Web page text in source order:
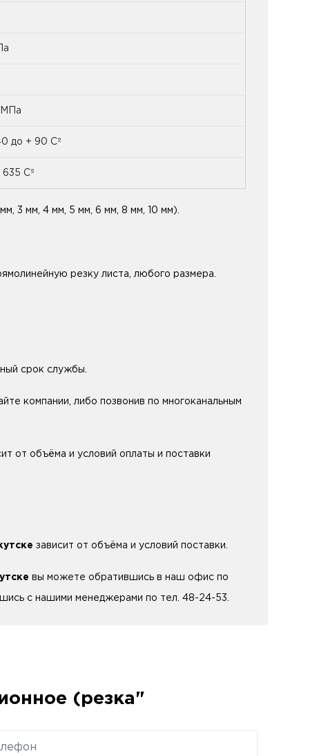
МПа
до + 90 Сº
635 Сº
3 мм, 4 мм, 5 мм, 6 мм, 8 мм, 10 мм).
резку листа, любого размера.
срок службы.
компании, либо позвонив по многоканальным
от объёма и условий оплаты и поставки
зависит от объёма и условий поставки.
вы можете обратившись в наш офис по
с нашими менеджерами по тел. 48-24-53.
(резка"